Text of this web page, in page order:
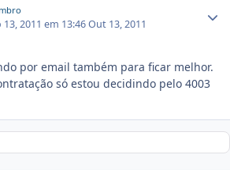
2011 em 13:46Out 13, 2011
por email também para ficar melhor.
só estou decidindo pelo 4003